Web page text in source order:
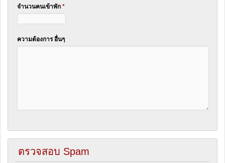
จำนวนคนเข้าพัก *
ความต้องการ อื่นๆ
ตรวจสอบ Spam